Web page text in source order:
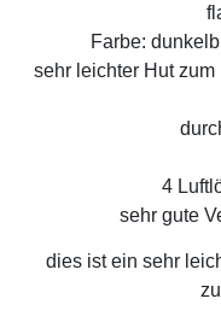
Farbe:
sehr leichter Hut
4
sehr gute
dies ist ein sehr